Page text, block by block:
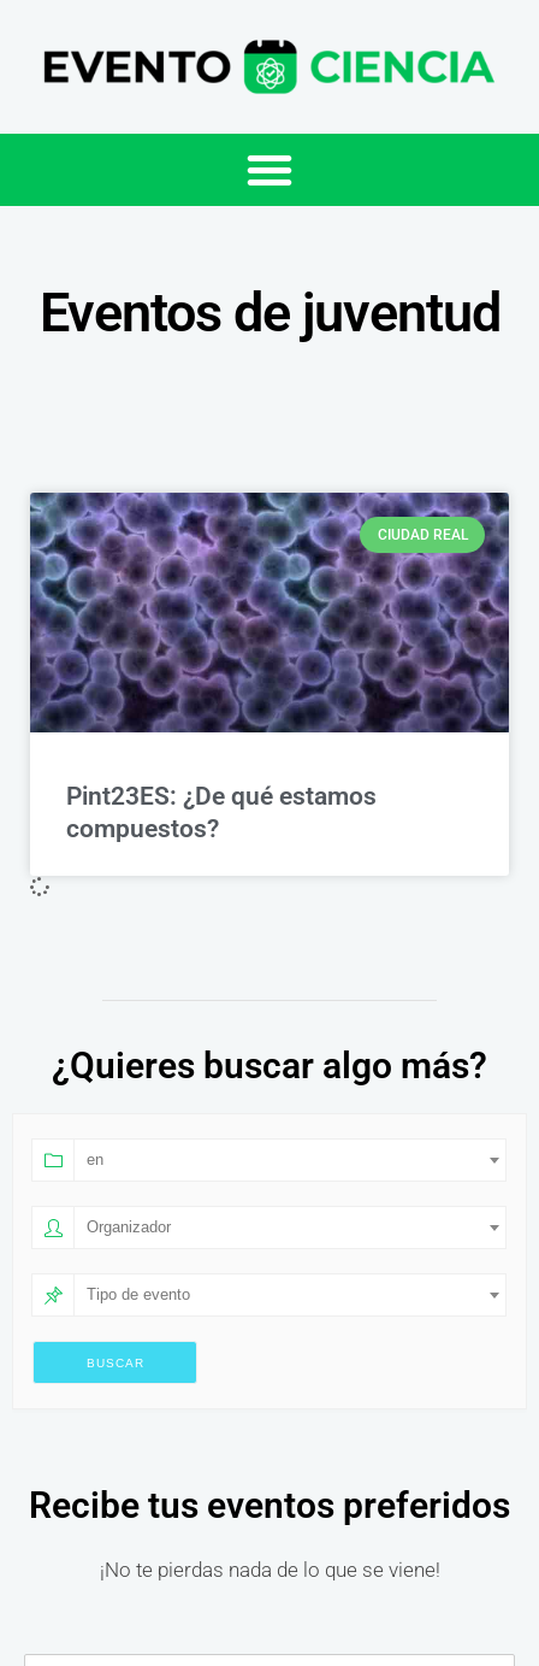
Eventos de juventud
CIUDAD REAL
Pint23ES: ¿De qué estamos
compuestos?
¿Quieres buscar algo más?
en
Organizador
Tipo de evento
Recibe tus eventos preferidos
¡No te pierdas nada de lo que se viene!